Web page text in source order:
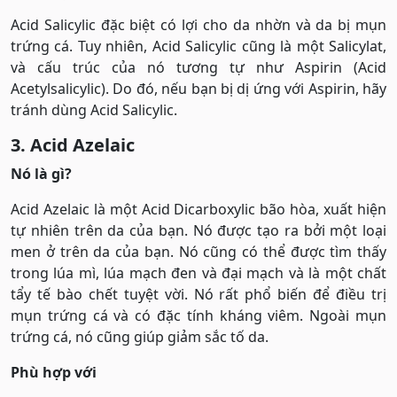
Acid Salicylic đặc biệt có lợi cho da nhờn và da bị mụn
trứng cá. Tuy nhiên, Acid Salicylic cũng là một Salicylat,
và cấu trúc của nó tương tự như Aspirin (Acid
Acetylsalicylic). Do đó, nếu bạn bị dị ứng với Aspirin, hãy
tránh dùng Acid Salicylic.
3. Acid Azelaic
Nó là gì?
Acid Azelaic là một Acid Dicarboxylic bão hòa, xuất hiện
tự nhiên trên da của bạn. Nó được tạo ra bởi một loại
men ở trên da của bạn. Nó cũng có thể được tìm thấy
trong lúa mì, lúa mạch đen và đại mạch và là một chất
tẩy tế bào chết tuyệt vời. Nó rất phổ biến để điều trị
mụn trứng cá và có đặc tính kháng viêm. Ngoài mụn
trứng cá, nó cũng giúp giảm sắc tố da.
Phù hợp với